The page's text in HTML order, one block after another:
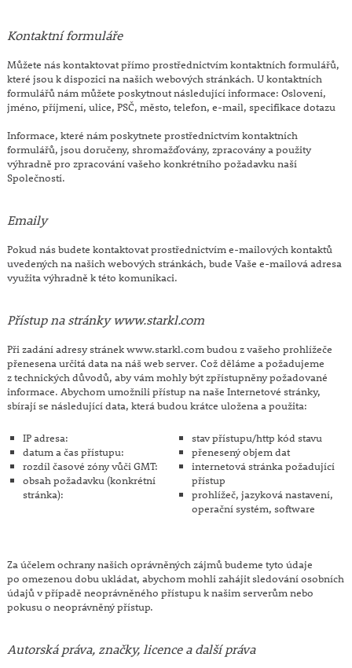
Kontaktní formuláře
Můžete nás kontaktovat přímo prostřednictvím kontaktních formulářů,
které jsou k dispozici na našich webových stránkách. U kontaktních
formulářů nám můžete poskytnout následující informace: Oslovení,
jméno, příjmení, ulice, PSČ, město, telefon, e-mail, specifikace dotazu
Informace, které nám poskytnete prostřednictvím kontaktních
formulářů, jsou doručeny, shromažďovány, zpracovány a použity
výhradně pro zpracování vašeho konkrétního požadavku naší
Společností.
Emaily
Pokud nás budete kontaktovat prostřednictvím e-mailových kontaktů
uvedených na našich webových stránkách, bude Vaše e-mailová adresa
využita výhradně k této komunikaci.
Přístup na stránky www.starkl.com
Při zadání adresy stránek www.starkl.com budou z vašeho prohlížeče
přenesena určitá data na náš web server. Což děláme a požadujeme
z technických důvodů, aby vám mohly být zpřístupněny požadované
informace. Abychom umožnili přístup na naše Internetové stránky,
sbírají se následující data, která budou krátce uložena a použita:
IP adresa:
datum a čas přístupu:
rozdíl časové zóny vůči GMT:
obsah požadavku (konkrétní
stránka):
stav přístupu/http kód stavu
přenesený objem dat
internetová stránka požadující
přístup
prohlížeč, jazyková nastavení,
operační systém, software
Za účelem ochrany našich oprávněných zájmů budeme tyto údaje
po omezenou dobu ukládat, abychom mohli zahájit sledování osobních
údajů v případě neoprávněného přístupu k našim serverům nebo
pokusu o neoprávněný přístup.
Autorská práva, značky, licence a další práva